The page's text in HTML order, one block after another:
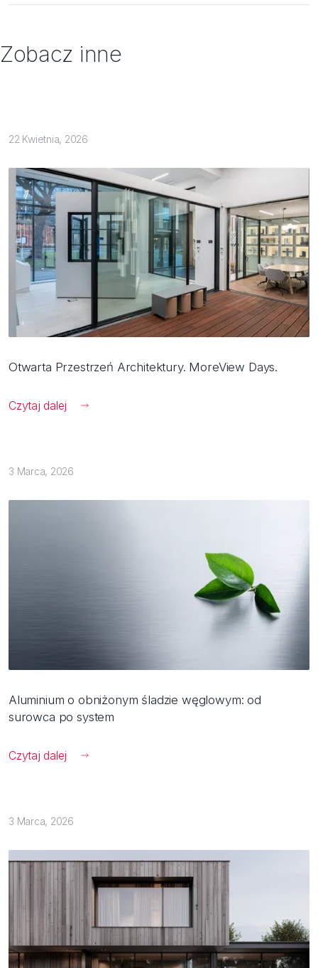
Zobacz inne
22 Kwietnia, 2026
Otwarta Przestrzeń Architektury. MoreView Days.
Czytaj dalej
3 Marca, 2026
Aluminium o obniżonym śladzie węglowym: od
surowca po system
Czytaj dalej
3 Marca, 2026